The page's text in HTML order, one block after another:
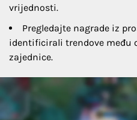
vrijednosti.
Pregledajte nagrade iz
identificirali trendove među
zajednice.